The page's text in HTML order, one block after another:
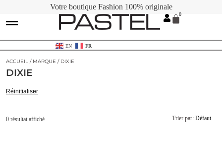
Votre boutique Fashion 100% originale
EN FR
ACCUEIL / MARQUE / DIXIE
DIXIE
Réinitialiser
Trier par: Défaut
0 résultat affiché